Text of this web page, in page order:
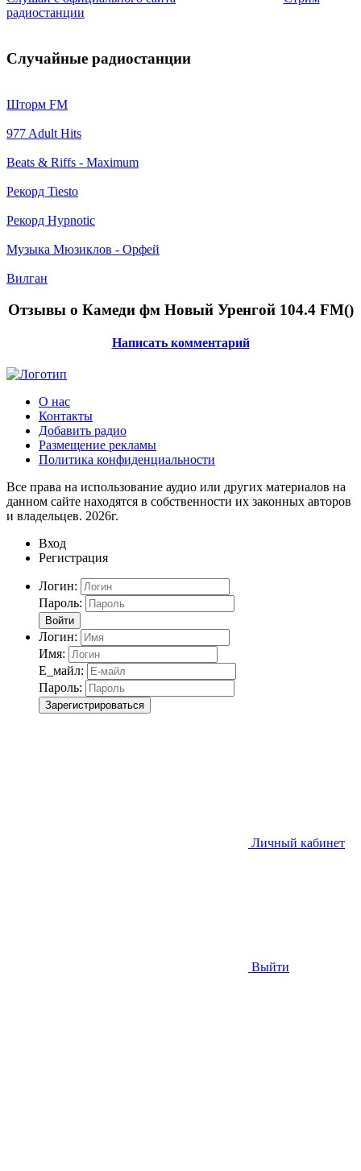
радиостанции
Случайные радиостанции
Шторм FM
977 Adult Hits
Beats & Riffs - Maximum
Рекорд Tiesto
Рекорд Hypnotic
Музыка Мюзиклов - Орфей
Вилган
Отзывы о Камеди фм Новый Уренгой 104.4 FM()
Написать комментарий
О нас
Контакты
Добавить радио
Размещение рекламы
Политика конфиденциальности
Все права на использование аудио или других материалов на
данном сайте находятся в собственности их законных авторов
и владельцев. 2026г.
Вход
Регистрация
Логин:
Пароль:
Войти
Логин:
Имя:
Е_майл:
Пароль:
Зарегистрироваться
Личный кабинет
Выйти